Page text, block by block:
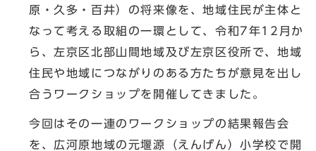
原・久多・百井）の将来像を、地域住民が主体と
なって考える取組の一環として、令和7年12月か
ら、左京区北部山間地域及び左京区役所で、地域
住民や地域につながりのある方たちが意見を出し
合うワークショップを開催してきました。
今回はその一連のワークショップの結果報告会
を、広河原地域の元堰源（えんげん）小学校で開